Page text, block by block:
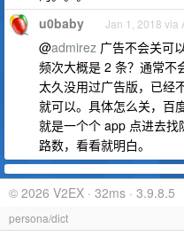
u0baby Jan 1, 2018 via
@admirez 广告不会关可
频次大概是 2 条？通常不
太久没用过广告版，已经
就可以。具体怎么关，百
就是一个个 app 点进去
路数，看看就明白。
© 2026 V2EX · 32ms · 3.9.8.5
persona/dict